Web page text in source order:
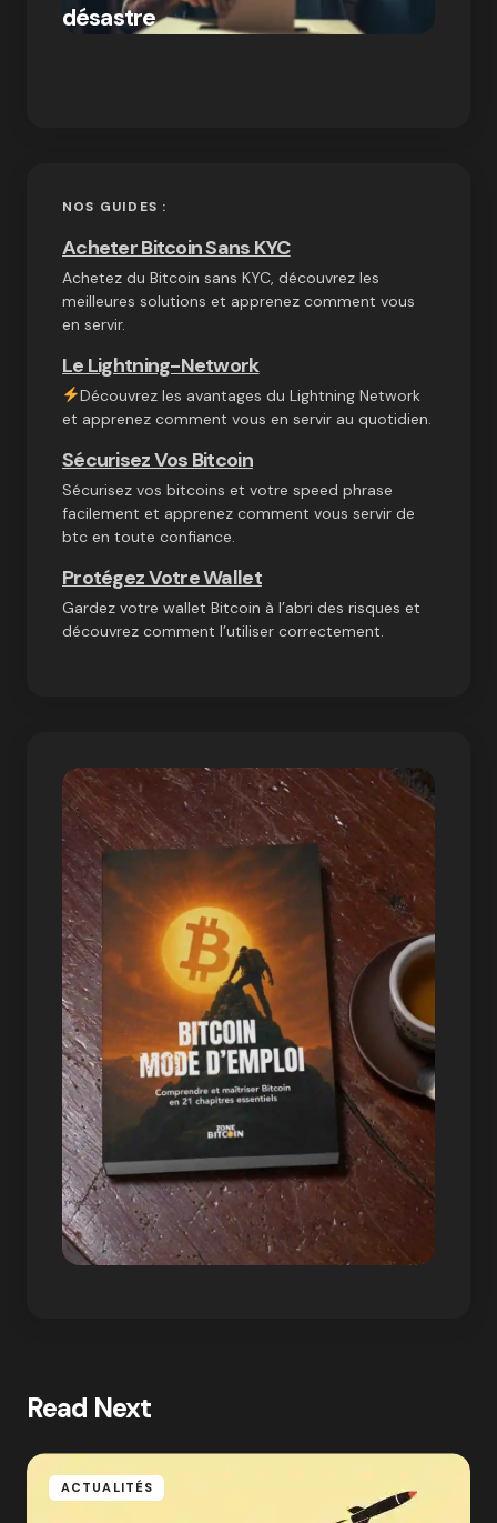
désastre
on 03/10/2024
NOS GUIDES :
Acheter Bitcoin Sans KYC
Achetez du Bitcoin sans KYC, découvrez les
meilleures solutions et apprenez comment vous
en servir.
Le Lightning-Network
Découvrez les avantages du Lightning Network
et apprenez comment vous en servir au quotidien.
Sécurisez Vos Bitcoin
Sécurisez vos bitcoins et votre speed phrase
facilement et apprenez comment vous servir de
btc en toute confiance.
Protégez Votre Wallet
Gardez votre wallet Bitcoin à l’abri des risques et
découvrez comment l’utiliser correctement.
Read Next
ACTUALITÉS